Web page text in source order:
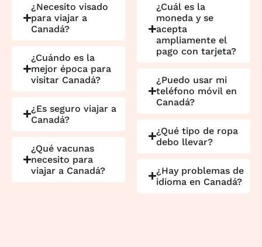
¿Necesito visado
para viajar a
Canadá?
¿Cuándo es la
mejor época para
visitar Canadá?
¿Es seguro viajar a
Canadá?
¿Qué vacunas
necesito para
viajar a Canadá?
¿Cuál es la
moneda y se
acepta
ampliamente el
pago con tarjeta?
¿Puedo usar mi
teléfono móvil en
Canadá?
¿Qué tipo de ropa
debo llevar?
¿Hay problemas de
idioma en Canadá?